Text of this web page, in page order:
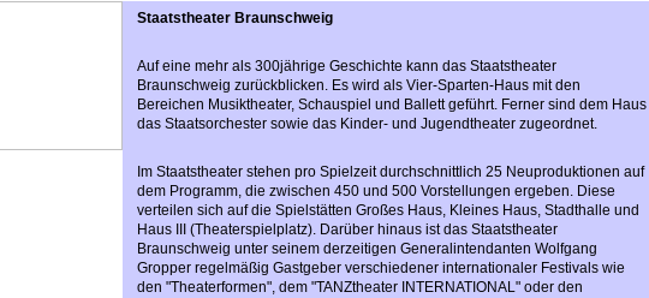
Staatstheater Braunschweig
Auf eine mehr als 300jährige Geschichte kann das Staatstheater
Braunschweig zurückblicken. Es wird als Vier-Sparten-Haus mit den
Bereichen Musiktheater, Schauspiel und Ballett geführt. Ferner sind dem Haus
das Staatsorchester sowie das Kinder- und Jugendtheater zugeordnet.
Im Staatstheater stehen pro Spielzeit durchschnittlich 25 Neuproduktionen auf
dem Programm, die zwischen 450 und 500 Vorstellungen ergeben. Diese
verteilen sich auf die Spielstätten Großes Haus, Kleines Haus, Stadthalle und
Haus III (Theaterspielplatz). Darüber hinaus ist das Staatstheater
Braunschweig unter seinem derzeitigen Generalintendanten Wolfgang
Gropper regelmäßig Gastgeber verschiedener internationaler Festivals wie
den "Theaterformen", dem "TANZtheater INTERNATIONAL" oder den